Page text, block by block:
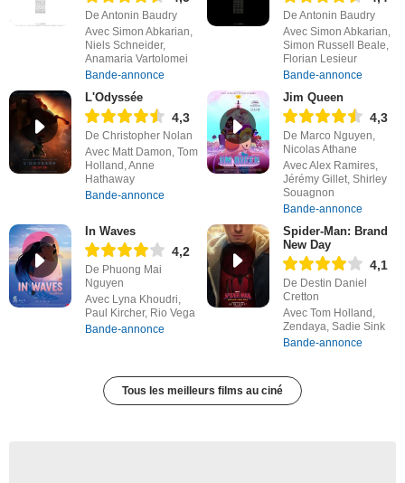
De Antonin Baudry
Avec Simon Abkarian,
Niels Schneider,
Anamaria Vartolomei
Bande-annonce
De Antonin Baudry
Avec Simon Abkarian,
Simon Russell Beale,
Florian Lesieur
Bande-annonce
L'Odyssée
4,3
De Christopher Nolan
Avec Matt Damon, Tom
Holland, Anne
Hathaway
Bande-annonce
Jim Queen
4,3
De Marco Nguyen,
Nicolas Athane
Avec Alex Ramires,
Jérémy Gillet, Shirley
Souagnon
Bande-annonce
In Waves
4,2
De Phuong Mai
Nguyen
Avec Lyna Khoudri,
Paul Kircher, Rio Vega
Bande-annonce
Spider-Man: Brand
New Day
4,1
De Destin Daniel
Cretton
Avec Tom Holland,
Zendaya, Sadie Sink
Bande-annonce
Tous les meilleurs films au ciné